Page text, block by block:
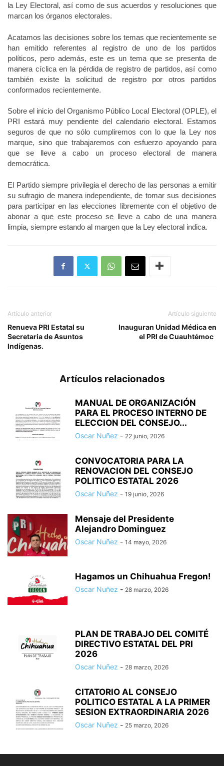
la Ley Electoral, así como de sus acuerdos y resoluciones que
marcan los órganos electorales.
Acatamos las decisiones sobre los temas que recientemente se
han emitido referentes al registro de uno de los partidos
políticos, pero además, este es un tema que se presenta de
manera cíclica en la pérdida de registro de partidos, así como
también existe la solicitud de registro por otros partidos
conformados recientemente.
Sobre el inicio del Organismo Público Local Electoral (OPLE), el
PRI estará muy pendiente del calendario electoral. Estamos
seguros de que no sólo cumpliremos con lo que la Ley nos
marque, sino que trabajaremos con esfuerzo apoyando para
que se lleve a cabo un proceso electoral de manera
democrática.
El Partido siempre privilegia el derecho de las personas a emitir
su sufragio de manera independiente, de tomar sus decisiones
para participar en las elecciones libremente con el objetivo de
abonar a que este proceso se lleve a cabo de una manera
limpia, siempre estando al margen que la Ley electoral indica.
Artículo anterior
Renueva PRI Estatal su
Secretaria de Asuntos
Indígenas.
Artículo siguiente
Inauguran Unidad Médica en
el PRI de Cuauhtémoc
Artículos relacionados
MANUAL DE ORGANIZACIÓN
PARA EL PROCESO INTERNO DE
ELECCION DEL CONSEJO...
Oscar Nuñez - 22 junio, 2026
CONVOCATORIA PARA LA
RENOVACION DEL CONSEJO
POLITICO ESTATAL 2026
Oscar Nuñez - 19 junio, 2026
Mensaje del Presidente
Alejandro Dominguez
Oscar Nuñez - 14 mayo, 2026
Hagamos un Chihuahua Fregon!
Oscar Nuñez - 28 marzo, 2026
PLAN DE TRABAJO DEL COMITÉ
DIRECTIVO ESTATAL DEL PRI
2026
Oscar Nuñez - 28 marzo, 2026
CITATORIO AL CONSEJO
POLITICO ESTATAL A LA PRIMER
SESION EXTRAORDINARIA 2026
Oscar Nuñez - 25 marzo, 2026